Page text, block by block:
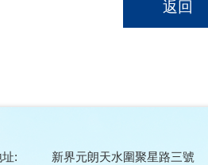
返回
: 新界元朗天水圍聚星路三號